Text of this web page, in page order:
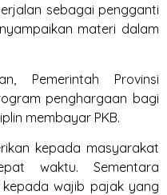
sebagai pengganti
materi dalam
Pemerintah Provinsi
penghargaan bagi
membayar PKB.
kepada masyarakat
waktu. Sementara
wajib pajak yang